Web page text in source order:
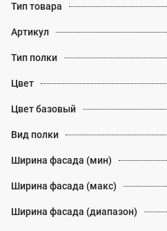
Тип товара
Артикул
Тип полки
Цвет
Цвет базовый
Вид полки
Ширина фасада (мин)
Ширина фасада (макс)
Ширина фасада (диапазон)